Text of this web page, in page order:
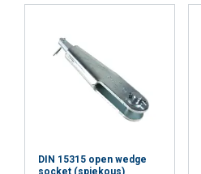
DIN 15315 open wedge
socket (spiekous)